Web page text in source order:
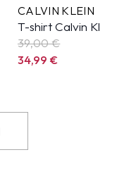
CALVIN KLEIN
T-shirt Calvin
39,00 €
34,99€